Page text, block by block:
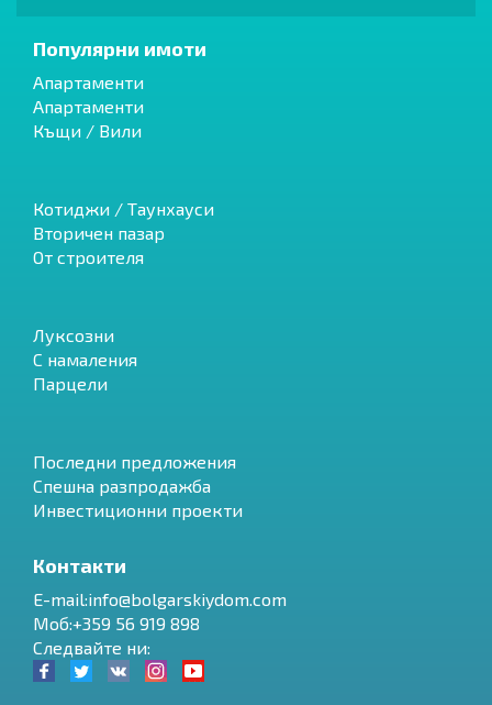
Популярни имоти
Апартаменти
Апартаменти
Къщи / Вили
Котиджи / Таунхауси
Вторичен пазар
От строителя
Луксозни
С намаления
Парцели
Последни предложения
Спешна разпродажба
Инвестиционни проекти
Контакти
E-mail:info@bolgarskiydom.com
Моб:+359 56 919 898
Следвайте ни: